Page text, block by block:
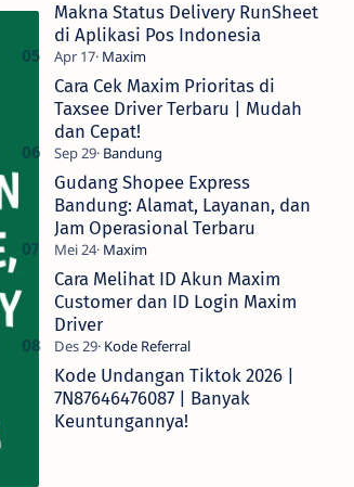
Makna Status Delivery RunSheet
di Aplikasi Pos Indonesia
Cara Cek Maxim Prioritas di
Taxsee Driver Terbaru | Mudah
dan Cepat!
Gudang Shopee Express
Bandung: Alamat, Layanan, dan
Jam Operasional Terbaru
Cara Melihat ID Akun Maxim
Customer dan ID Login Maxim
Driver
Kode Undangan Tiktok 2026 |
7N87646476087 | Banyak
Keuntungannya!